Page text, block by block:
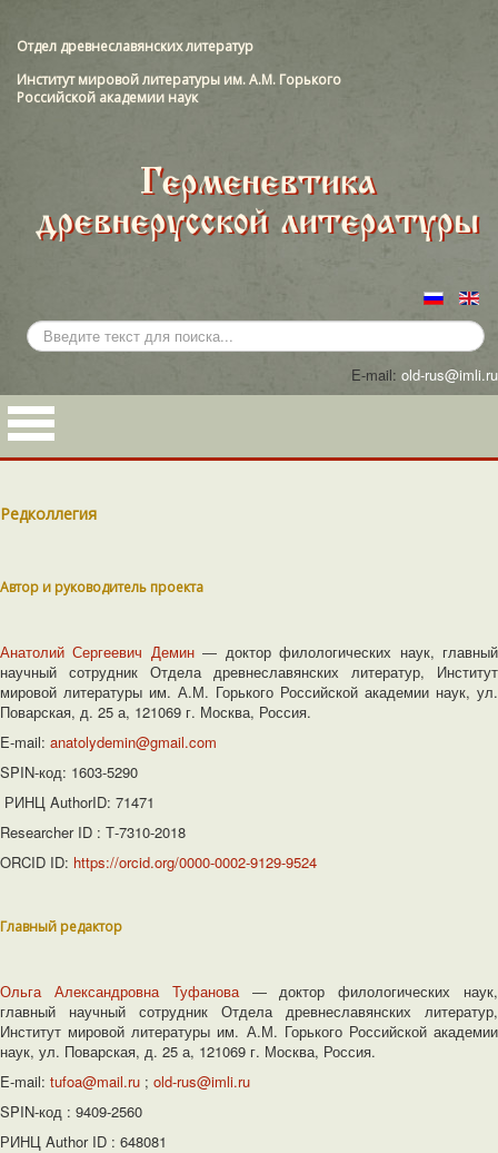
Отдел древнеславянских литератур
Институт мировой литературы им. А.М. Горького
Российской академии наук
Искать...
E-mail: old-rus@imli.ru
Редколлегия
Автор и руководитель проекта
Анатолий Сергеевич Демин― доктор филологических наук, главный
научный сотрудник Отдела древнеславянских литератур, Институт
мировой литературы им. А.М. Горького Российской академии наук, ул.
Поварская, д. 25 а, 121069 г. Москва, Россия.
E-mail: anatolydemin@gmail.com
SPIN-код: 1603-5290
РИНЦ AuthorID: 71471
Researcher ID : Т-7310-2018
ORCID ID: https://orcid.org/0000-0002-9129-9524
Главный редактор
Ольга Александровна Туфанова― доктор филологических наук,
главный научный сотрудник Отдела древнеславянских литератур,
Институт мировой литературы им. А.М. Горького Российской академии
наук, ул. Поварская, д. 25 а, 121069 г. Москва, Россия.
E-mail: tufoa@mail.ru ; old-rus@imli.ru
SPIN-код : 9409-2560
РИНЦ Author ID : 648081